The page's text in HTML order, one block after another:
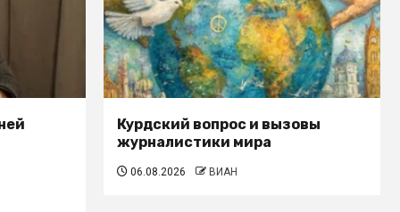
Курдский вопрос и вызовы
журналистики мира
06.08.2026 ВИАН